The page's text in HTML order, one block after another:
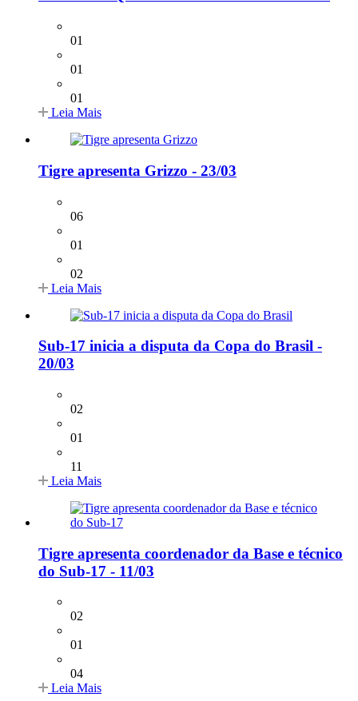
01
01
01
Leia Mais
Tigre apresenta Grizzo - 23/03
06
01
02
Leia Mais
Sub-17 inicia a disputa da Copa do Brasil -
20/03
02
01
11
Leia Mais
Tigre apresenta coordenador da Base e técnico
do Sub-17 - 11/03
02
01
04
Leia Mais